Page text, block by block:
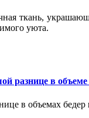
ткань,
уюта.
разнице в объеме
в объемах